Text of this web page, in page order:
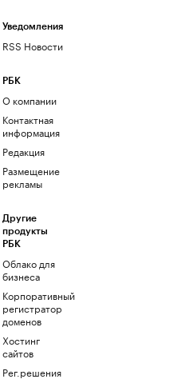
Уведомления
RSS Новости
РБК
О компании
Контактная
информация
Редакция
Размещение
рекламы
Другие
продукты
РБК
Облако для
бизнеса
Корпоративный
регистратор
доменов
Хостинг
сайтов
Рег.решения